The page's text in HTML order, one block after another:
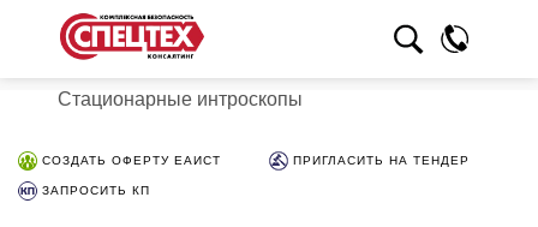
Стационарные интроскопы
СОЗДАТЬ ОФЕРТУ ЕАИСТ ПРИГЛАСИТЬ НА ТЕНДЕР
ЗАПРОСИТЬ КП